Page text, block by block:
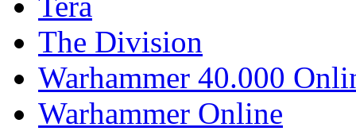
The Division
Warhammer 40.000
Warhammer Online